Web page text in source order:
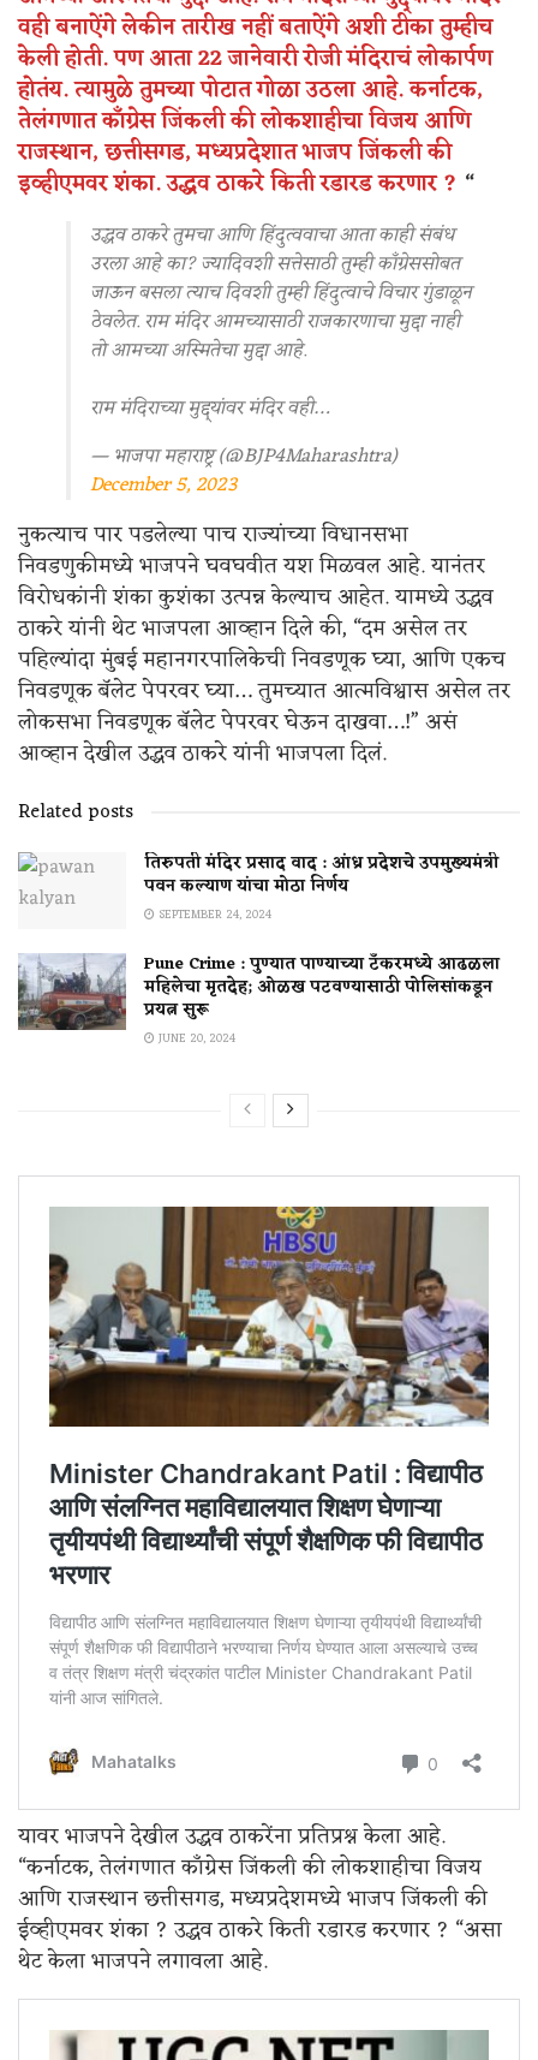
वही बनाऐंगे लेकीन तारीख नहीं बताऐंगे अशी टीका तुम्हीच
केली होती. पण आता 22 जानेवारी रोजी मंदिराचं लोकार्पण
होतंय. त्यामुळे तुमच्या पोटात गोळा उठला आहे. कर्नाटक,
तेलंगणात काँग्रेस जिंकली की लोकशाहीचा विजय आणि
राजस्थान, छत्तीसगड, मध्यप्रदेशात भाजप जिंकली की
इव्हीएमवर शंका. उद्धव ठाकरे किती रडारड करणार ? “
उद्धव ठाकरे तुमचा आणि हिंदुत्ववाचा आता काही संबंध
उरला आहे का? ज्यादिवशी सत्तेसाठी तुम्ही काँग्रेससोबत
जाऊन बसला त्याच दिवशी तुम्ही हिंदुत्वाचे विचार गुंडाळून
ठेवलेत. राम मंदिर आमच्यासाठी राजकारणाचा मुद्दा नाही
तो आमच्या अस्मितेचा मुद्दा आहे.
राम मंदिराच्या मुद्द्यांवर मंदिर वही…
— भाजपा महाराष्ट्र (@BJP4Maharashtra)
December 5, 2023
नुकत्याच पार पडलेल्या पाच राज्यांच्या विधानसभा
निवडणुकीमध्ये भाजपने घवघवीत यश मिळवल आहे. यानंतर
विरोधकांनी शंका कुशंका उत्पन्न केल्याच आहेत. यामध्ये उद्धव
ठाकरे यांनी थेट भाजपला आव्हान दिले की, “दम असेल तर
पहिल्यांदा मुंबई महानगरपालिकेची निवडणूक घ्या, आणि एकच
निवडणूक बॅलेट पेपरवर घ्या… तुमच्यात आत्मविश्वास असेल तर
लोकसभा निवडणूक बॅलेट पेपरवर घेऊन दाखवा…!” असं
आव्हान देखील उद्धव ठाकरे यांनी भाजपला दिलं.
Related posts
तिरुपती मंदिर प्रसाद वाद : आंध्र प्रदेशचे उपमुख्यमंत्री
पवन कल्याण यांचा मोठा निर्णय
SEPTEMBER 24, 2024
Pune Crime : पुण्यात पाण्याच्या टँकरमध्ये आढळला
महिलेचा मृतदेह; ओळख पटवण्यासाठी पोलिसांकडून
प्रयत्न सुरू
JUNE 20, 2024
यावर भाजपने देखील उद्धव ठाकरेंना प्रतिप्रश्न केला आहे.
“कर्नाटक, तेलंगणात काँग्रेस जिंकली की लोकशाहीचा विजय
आणि राजस्थान छत्तीसगड, मध्यप्रदेशमध्ये भाजप जिंकली की
ईव्हीएमवर शंका ? उद्धव ठाकरे किती रडारड करणार ? “असा
थेट केला भाजपने लगावला आहे.